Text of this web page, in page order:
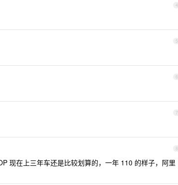
4
5
6
7
8
现在上三年车还是比较划算的，一年 110 的样子，阿里